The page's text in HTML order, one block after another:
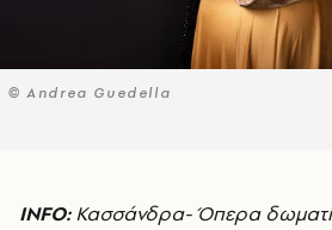
© Andrea Guedella
INFO:Κασσάνδρα- Όπερα